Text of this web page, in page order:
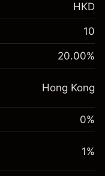
HK$1,000.00
-0.018119 %
(-HK$0.91)
HK$1,000.00
%
HKD
10
20.00%
Hong Kong
0%
1%